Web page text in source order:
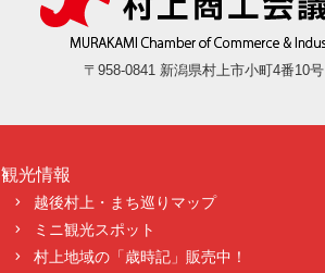
〒958-0841 新潟県村上市小町4番10号
観光情報
越後村上・まち巡りマップ
ミニ観光スポット
村上地域の「歳時記」販売中！